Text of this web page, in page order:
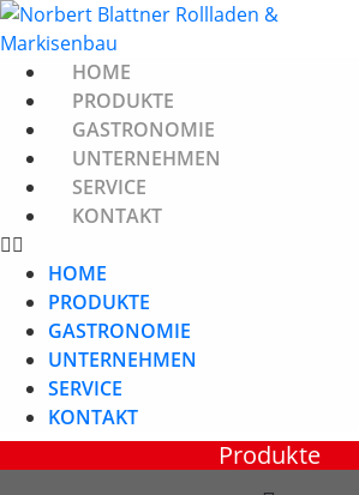
Zum
Inhalt
springenHOME
PRODUKTE
GASTRONOMIE
UNTERNEHMEN
SERVICE
KONTAKT
HOME
PRODUKTE
GASTRONOMIE
UNTERNEHMEN
SERVICE
KONTAKT
Produkte